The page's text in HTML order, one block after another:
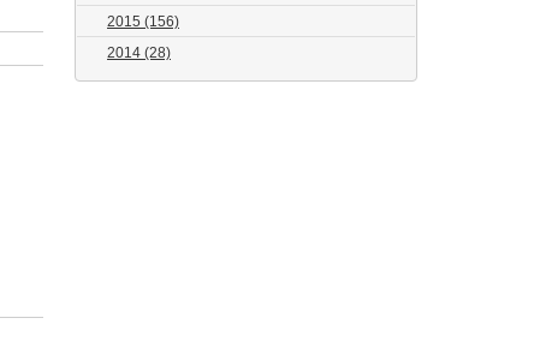
2015 (156)
2014 (28)